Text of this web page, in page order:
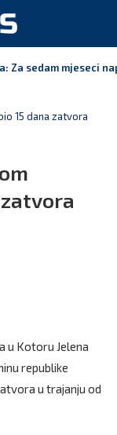
Za sedam mjeseci
15 dana zatvora
u Kotoru Jelena
republike
u trajanju od